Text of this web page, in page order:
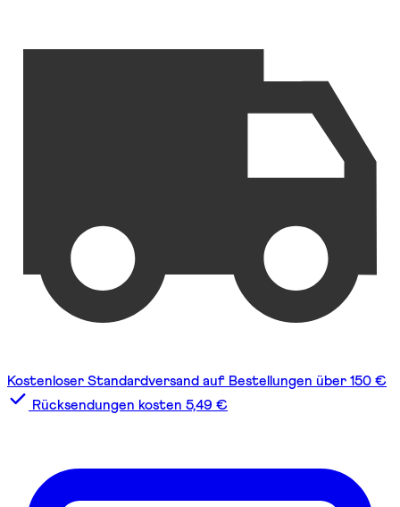
Kostenloser Standardversand auf Bestellungen über 150 €
Rücksendungen kosten 5,49 €